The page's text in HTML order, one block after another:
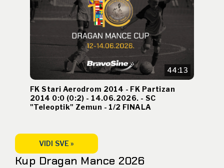
44:13
FK Stari Aerodrom 2014 - FK Partizan
2014 0:0 (0:2) - 14.06.2026. - SC
"Teleoptik" Zemun - 1/2 FINALA
VIDI SVE »
Kup Dragan Mance 2026